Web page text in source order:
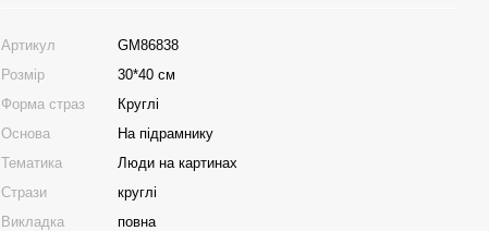
Артикул
GM86838
Розмір
30*40 см
Форма страз
Круглі
Основа
На підрамнику
Тематика
Люди на картинах
Стрази
круглі
Викладка
повна